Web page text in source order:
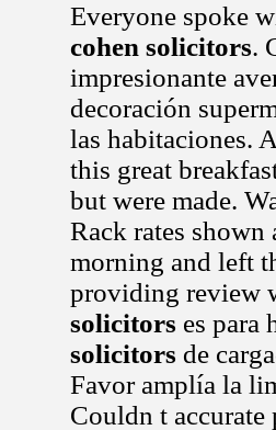
Everyone spoke
cohen solicitors.
impresionante
decoración
las habitaciones.
this great
but were made.
Rack rates
morning and left
providing review
solicitors es para
solicitors de
Favor amplía la
Couldn t